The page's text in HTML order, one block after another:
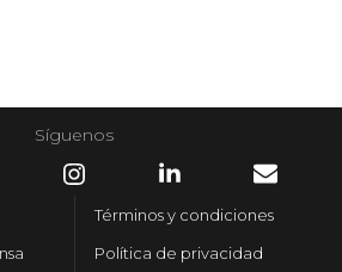
Síguenos
Términos y condiciones
Política de privacidad